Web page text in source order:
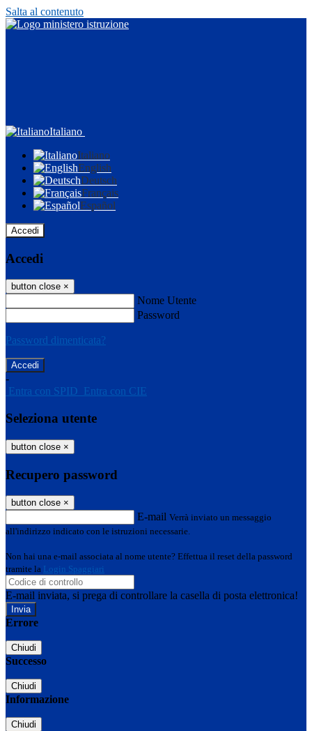
Salta al contenuto
Italiano
Italiano
English
Deutsch
Français
Español
Accedi
Accedi
button close ×
Nome Utente
Password
Password dimenticata?
-
Entra con SPID Entra con CIE
Seleziona utente
button close ×
Recupero password
button close ×
E-mail Verrà inviato un messaggio
all'indirizzo indicato con le istruzioni necessarie.
Non hai una e-mail associata al nome utente? Effettua il reset della password
tramite la Login Spaggiari
E-mail inviata, si prega di controllare la casella di posta elettronica!
Errore
Chiudi
Successo
Chiudi
Informazione
Chiudi